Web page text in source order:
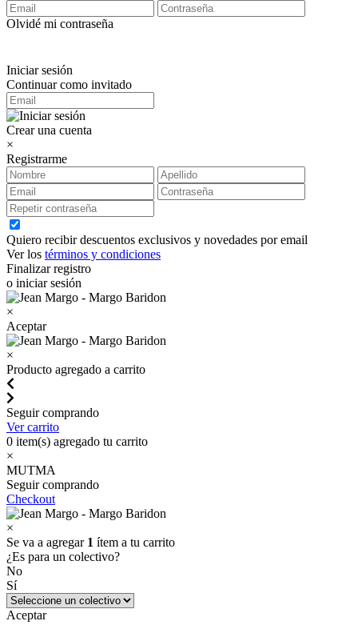
Olvidé mi contraseña
Iniciar sesión
Continuar como invitado
Crear una cuenta
×
Registrarme
Quiero recibir descuentos exclusivos y novedades por email
Ver los términos y condiciones
Finalizar registro
o iniciar sesión
×
Aceptar
×
Producto agregado a carrito
Seguir comprando
Ver carrito
0 item(s) agregado tu carrito
×
MUTMA
Seguir comprando
Checkout
×
Se va a agregar 1 ítem a tu carrito
¿Es para un colectivo?
No
Sí
Aceptar